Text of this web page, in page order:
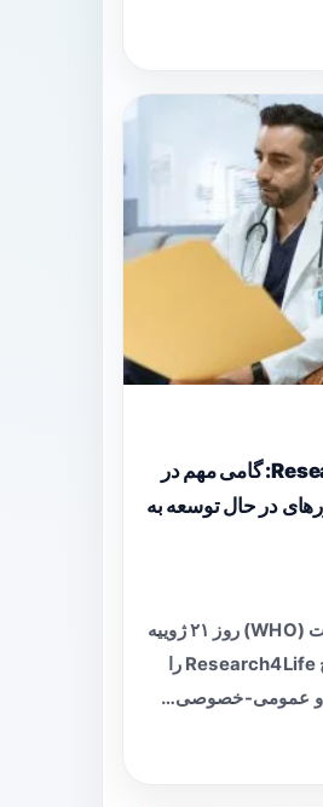
بیست‌و‌پنج سال Research۴Life: گامی مهم در
در حال توسعه به
مقدمه سازمان جهانی بهداشت (WHO) روز ۲۱ ژوییه
۲۰۲۶ بیست‌و‌پنج سالگی طرح Research4Life را
و عمومی-خصوصی…